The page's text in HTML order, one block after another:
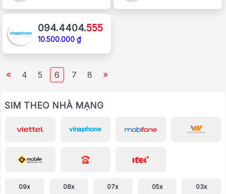
094.4404.555
10.500.000 ₫
« 4 5 6 7 8 »
SIM THEO NHÀ MẠNG
09x 08x 07x 05x 03x